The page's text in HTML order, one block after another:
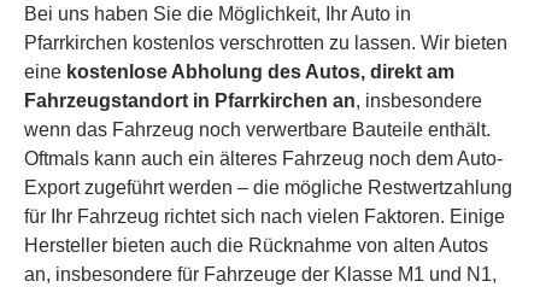
Bei uns haben Sie die Möglichkeit, Ihr Auto in
Pfarrkirchen kostenlos verschrotten zu lassen. Wir bieten
eine kostenlose Abholung des Autos, direkt am
Fahrzeugstandort in Pfarrkirchen an, insbesondere
wenn das Fahrzeug noch verwertbare Bauteile enthält.
Oftmals kann auch ein älteres Fahrzeug noch dem Auto-
Export zugeführt werden – die mögliche Restwertzahlung
für Ihr Fahrzeug richtet sich nach vielen Faktoren. Einige
Hersteller bieten auch die Rücknahme von alten Autos
an, insbesondere für Fahrzeuge der Klasse M1 und N1,